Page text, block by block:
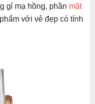
gỉ mạ hồng, phần mặt
với vẻ đẹp có tính